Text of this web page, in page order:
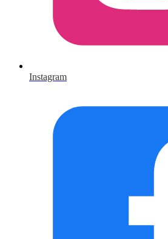
Instagram